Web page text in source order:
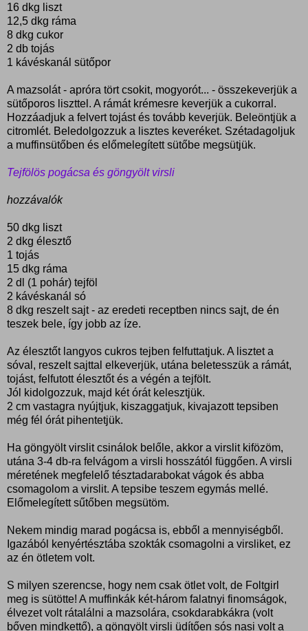
16 dkg liszt
12,5 dkg ráma
8 dkg cukor
2 db tojás
1 kávéskanál sütőpor
A mazsolát - apróra tört csokit, mogyorót... - összekeverjük a
sütőporos liszttel. A rámát krémesre keverjük a cukorral.
Hozzáadjuk a felvert tojást és tovább keverjük. Beleöntjük a
citromlét. Beledolgozzuk a lisztes keveréket. Szétadagoljuk
a muffinsütőben és előmelegített sütőbe megsütjük.
Tejfölös pogácsa és göngyölt virsli
hozzávalók
50 dkg liszt
2 dkg élesztő
1 tojás
15 dkg ráma
2 dl (1 pohár) tejföl
2 kávéskanál só
8 dkg reszelt sajt - az eredeti receptben nincs sajt, de én
teszek bele, így jobb az íze.
Az élesztőt langyos cukros tejben felfuttatjuk. A lisztet a
sóval, reszelt sajttal elkeverjük, utána beletesszük a rámát,
tojást, felfutott élesztőt és a végén a tejfölt.
Jól kidolgozzuk, majd két órát kelesztjük.
2 cm vastagra nyújtjuk, kiszaggatjuk, kivajazott tepsiben
még fél órát pihentetjük.
Ha göngyölt virslit csinálok belőle, akkor a virslit kifözöm,
utána 3-4 db-ra felvágom a virsli hosszától függően. A virsli
méretének megfelelő tésztadarabokat vágok és abba
csomagolom a virslit. A tepsibe teszem egymás mellé.
Előmelegített sűtőben megsütöm.
Nekem mindig marad pogácsa is, ebből a mennyiségből.
Igazából kenyértésztába szokták csomagolni a virsliket, ez
az én ötletem volt.
S milyen szerencse, hogy nem csak ötlet volt, de Foltgirl
meg is sütötte! A muffinkák két-három falatnyi finomságok,
élvezet volt rátalálni a mazsolára, csokdarabkákra (volt
bőven mindkettő), a göngyölt virsli üdítően sós nasi volt a